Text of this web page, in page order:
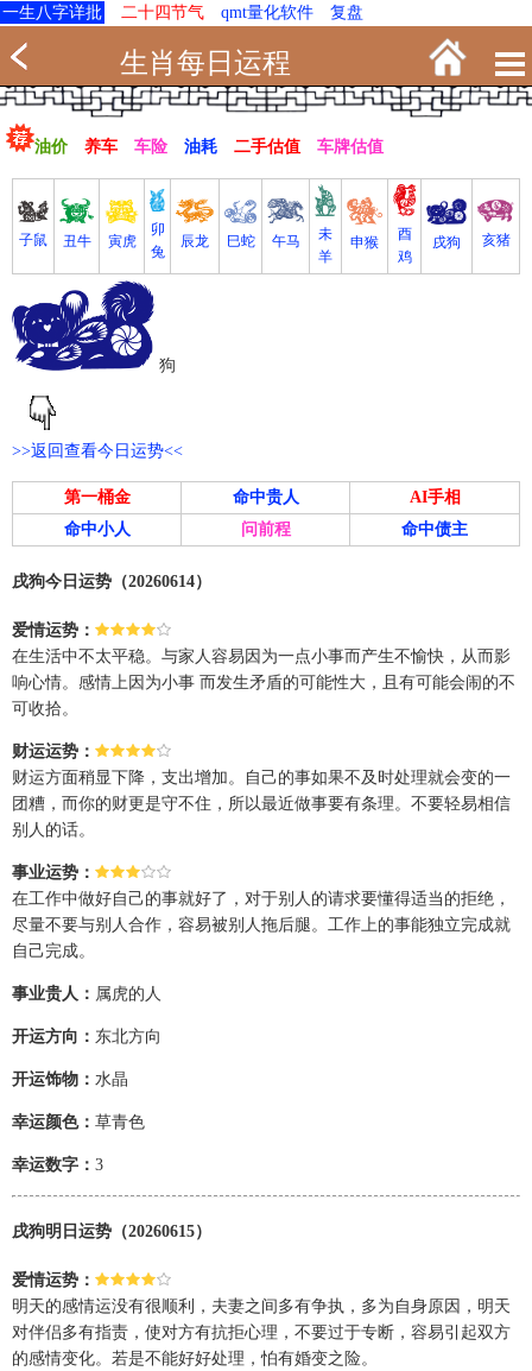
一生八字详批 二十四节气 qmt量化软件 复盘
生肖每日运程
油价 养车 车险 油耗 二手估值 车牌估值
子鼠 丑牛 寅虎
卯
兔
辰龙 巳蛇 午马
未
羊
申猴
酉
鸡
戌狗 亥猪
狗
>>返回查看今日运势<<
第一桶金 命中贵人
AI手相
命中小人
问前程 命中债主
戌狗今日运势（20260614）
爱情运势：
在生活中不太平稳。与家人容易因为一点小事而产生不愉快，从而影
响心情。感情上因为小事 而发生矛盾的可能性大，且有可能会闹的不
可收拾。
财运运势：
财运方面稍显下降，支出增加。自己的事如果不及时处理就会变的一
团糟，而你的财更是守不住，所以最近做事要有条理。不要轻易相信
别人的话。
事业运势：
在工作中做好自己的事就好了，对于别人的请求要懂得适当的拒绝，
尽量不要与别人合作，容易被别人拖后腿。工作上的事能独立完成就
自己完成。
事业贵人： 属虎的人
开运方向： 东北方向
开运饰物： 水晶
幸运颜色： 草青色
幸运数字： 3
戌狗明日运势（20260615）
爱情运势：
明天的感情运没有很顺利，夫妻之间多有争执，多为自身原因，明天
对伴侣多有指责，使对方有抗拒心理，不要过于专断，容易引起双方
的感情变化。若是不能好好处理，怕有婚变之险。